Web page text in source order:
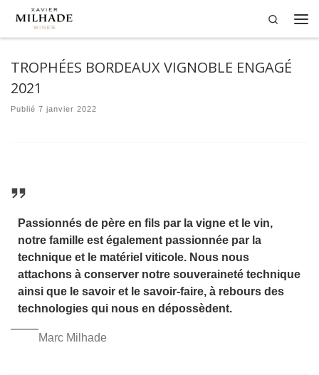
Passer au contenu
Search
TROPHÉES BORDEAUX VIGNOBLE ENGAGÉ
2021
Publié 7 janvier 2022
Passionnés de père en fils par la vigne et le vin,
notre famille est également passionnée par la
technique et le matériel viticole. Nous nous
attachons à conserver notre souveraineté technique
ainsi que le savoir et le savoir-faire, à rebours des
technologies qui nous en dépossèdent.
Marc Milhade